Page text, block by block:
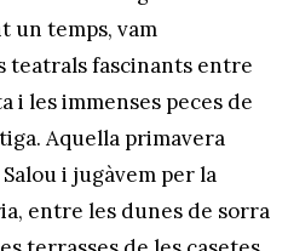
un temps, vam
teatrals fascinants entre
i les immenses peces de
Aquella primavera
i jugàvem per la
entre les dunes de sorra